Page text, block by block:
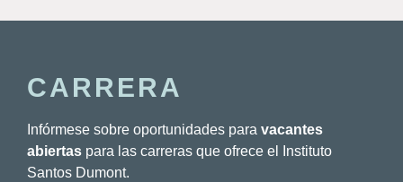
CARRERA
Infórmese sobre oportunidades para vacantes
abiertas para las carreras que ofrece el Instituto
Santos Dumont.